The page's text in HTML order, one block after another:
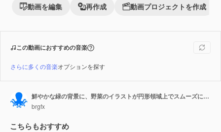
動画を編集 再作成 動画プロジェクトを作成
この動画におすすめの音楽
さらに多くの音楽オプションを探す
鮮やかな緑の背景に、野菜のイラストが円形領域上でスムーズに拡大し、塗りつぶされます。
brgfx
こちらもおすすめ